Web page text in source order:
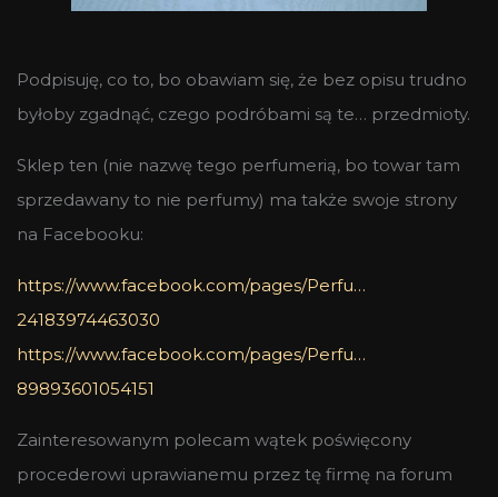
Podpisuję, co to, bo obawiam się, że bez opisu trudno
byłoby zgadnąć, czego podróbami są te… przedmioty.
Sklep ten (nie nazwę tego perfumerią, bo towar tam
sprzedawany to nie perfumy) ma także swoje strony
na Facebooku:
https://www.facebook.com/pages/Perfu…
24183974463030
https://www.facebook.com/pages/Perfu…
89893601054151
Zainteresowanym polecam wątek poświęcony
procederowi uprawianemu przez tę firmę na forum